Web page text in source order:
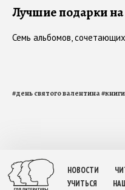
Лучшие подарки
Семь альбомов,
#день святого валентина#книги
НОВОСТИ
УЧИТЬСЯ